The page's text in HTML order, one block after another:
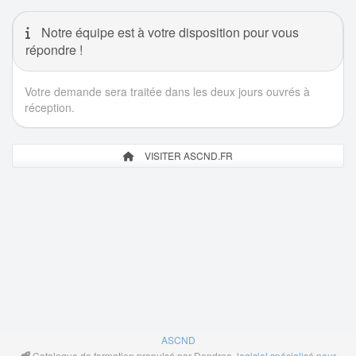
Notre équipe est à votre disposition pour vous
répondre !
Votre demande sera traitée dans les deux jours ouvrés à
réception.
VISITER ASCND.FR
ASCND